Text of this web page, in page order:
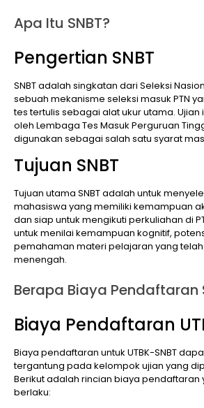
Apa Itu SNBT?
Pengertian SNBT
SNBT adalah singkatan dari Seleksi
sebuah mekanisme seleksi masuk PTN
tes tertulis sebagai alat ukur utama.
oleh Lembaga Tes Masuk Perguruan
digunakan sebagai salah satu syarat
Tujuan SNBT
Tujuan utama SNBT adalah untuk
mahasiswa yang memiliki kemampuan
dan siap untuk mengikuti perkuliahan di
untuk menilai kemampuan kognitif,
pemahaman materi pelajaran yang
menengah.
Berapa Biaya Pendaftaran
Biaya Pendaftaran
Biaya pendaftaran untuk UTBK-SNBT
tergantung pada kelompok ujian yang
Berikut adalah rincian biaya pendaftaran
berlaku: